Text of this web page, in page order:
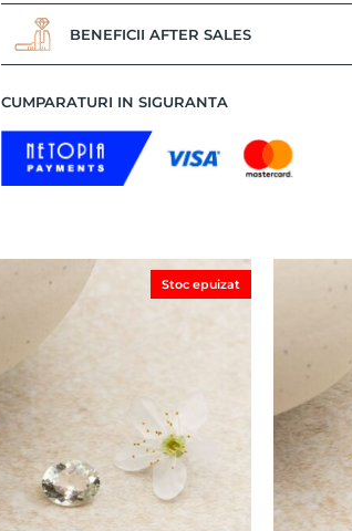
BENEFICII AFTER SALES
CUMPARATURI IN SIGURANTA
Stoc epuizat